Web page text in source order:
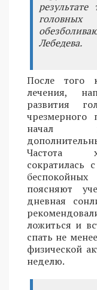
головных
Лебедева.
После того
лечения,
развития
чрезмерного
начал
Частота
поясняют
дневная
ложиться и
спать не
физической
неделю.